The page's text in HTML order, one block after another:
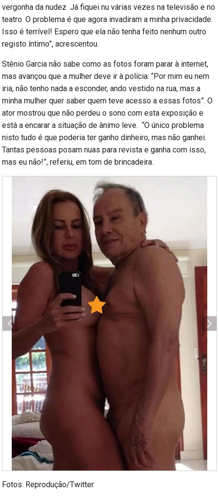
vergonha da nudez. Já fiquei nu várias vezes na televisão e no
teatro. O problema é que agora invadiram a minha privacidade.
Isso é terrível! Espero que ela não tenha feito nenhum outro
registo íntimo”, acrescentou.
Stênio Garcia não sabe como as fotos foram parar à internet,
mas avançou que a mulher deve ir à polícia: “Por mim eu nem
iria, não tenho nada a esconder, ando vestido na rua, mas a
minha mulher quer saber quem teve acesso a essas fotos”. O
ator mostrou que não perdeu o sono com esta exposição e
está a encarar a situação de ânimo leve. “O único problema
nisto tudo é que poderia ter ganho dinheiro, mas não ganhei.
Tantas pessoas posam nuas para revista e ganha com isso,
mas eu não!”, referiu, em tom de brincadeira.
Fotos: Reprodução/Twitter